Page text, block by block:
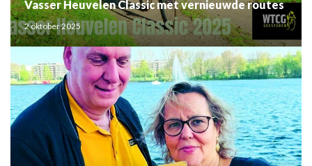
Vasser Heuvelen Classic met vernieuwde routes
2 oktober 2025